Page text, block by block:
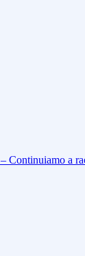
Continuiamo a